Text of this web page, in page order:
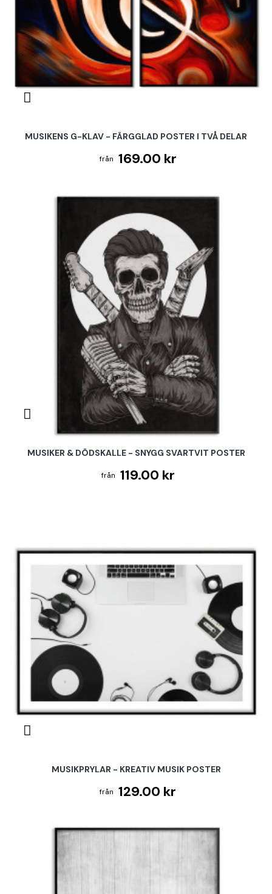
MUSIKENS G-KLAV - FÄRGGLAD POSTER I TVÅ DELAR
169.00 kr
MUSIKER & DÖDSKALLE - SNYGG SVARTVIT POSTER
119.00 kr
MUSIKPRYLAR - KREATIV MUSIK POSTER
129.00 kr